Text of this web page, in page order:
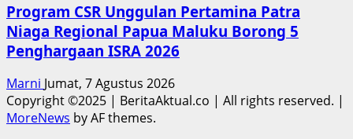
Program CSR Unggulan Pertamina Patra
Niaga Regional Papua Maluku Borong 5
Penghargaan ISRA 2026
Marni Jumat, 7 Agustus 2026
Copyright ©2025 | BeritaAktual.co | All rights reserved. |
MoreNews by AF themes.